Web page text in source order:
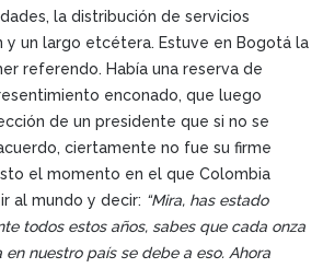
la distribución de servicios
y un largo etcétera. Estuve en Bogotá la
referendo. Había una reserva de
enconado, que luego
de un presidente que si no se
ciertamente no fue su firme
el momento en el que Colombia
al mundo y decir: “Mira, has estado
todos estos años, sabes que cada onza
nuestro país se debe a eso. Ahora